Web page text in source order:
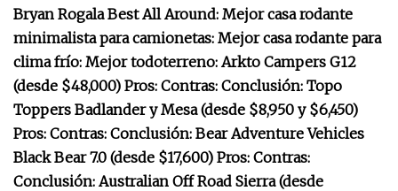
Bryan Rogala Best All Around: Mejor casa rodante
minimalista para camionetas: Mejor casa rodante para
clima frío: Mejor todoterreno: Arkto Campers G12
(desde $48,000) Pros: Contras: Conclusión: Topo
Toppers Badlander y Mesa (desde $8,950 y $6,450)
Pros: Contras: Conclusión: Bear Adventure Vehicles
Black Bear 7.0 (desde $17,600) Pros: Contras:
Conclusión: Australian Off Road Sierra (desde